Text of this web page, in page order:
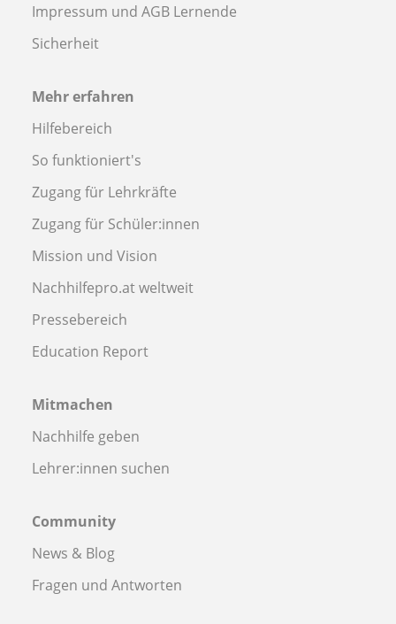
Impressum und AGB Lernende
Sicherheit
Mehr erfahren
Hilfebereich
So funktioniert's
Zugang für Lehrkräfte
Zugang für Schüler:innen
Mission und Vision
Nachhilfepro.at weltweit
Pressebereich
Education Report
Mitmachen
Nachhilfe geben
Lehrer:innen suchen
Community
News & Blog
Fragen und Antworten